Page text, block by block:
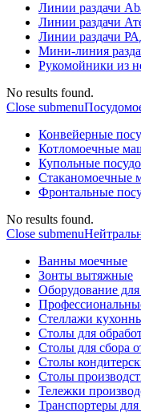
Линии раздачи
Линии раздачи
Линии раздачи
Мини-линия
Рукомойники из
No results found.
Close submenu
Конвейерные
Котломоечные
Купольные
Стаканомоечные
Фронтальные
No results found.
Close submenu
Ванны моечные
Зонты вытяжные
Оборудование для
Стеллажи
Столы для
Столы для сбора
Столы
Столы
Тележки
Транспортеры